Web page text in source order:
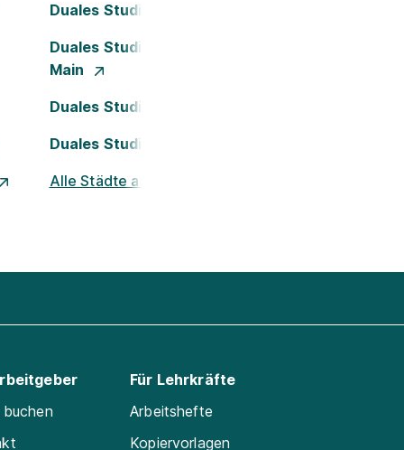
Duales Studium Dortmund
Duales Studium Frankfurt am
Main
Duales Studium Köln
Duales Studium Nürnberg
Alle Städte ansehen
Für Lehrkräfte
Arbeitshefte
Kopiervorlagen